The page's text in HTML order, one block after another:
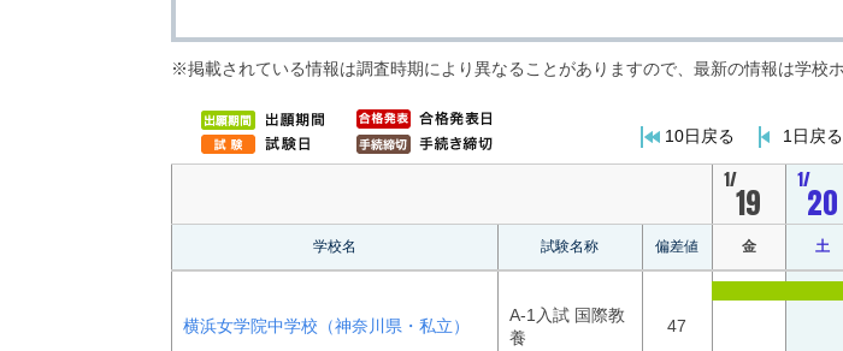
※掲載されている情報は調査時期により異なることがありますので、最新の情報は学校
10日戻る 1日戻る
1/
19
1/
20
学校名 試験名称 偏差値 金 土
横浜女学院中学校（神奈川県・私立）
A-1入試 国際教
養
47